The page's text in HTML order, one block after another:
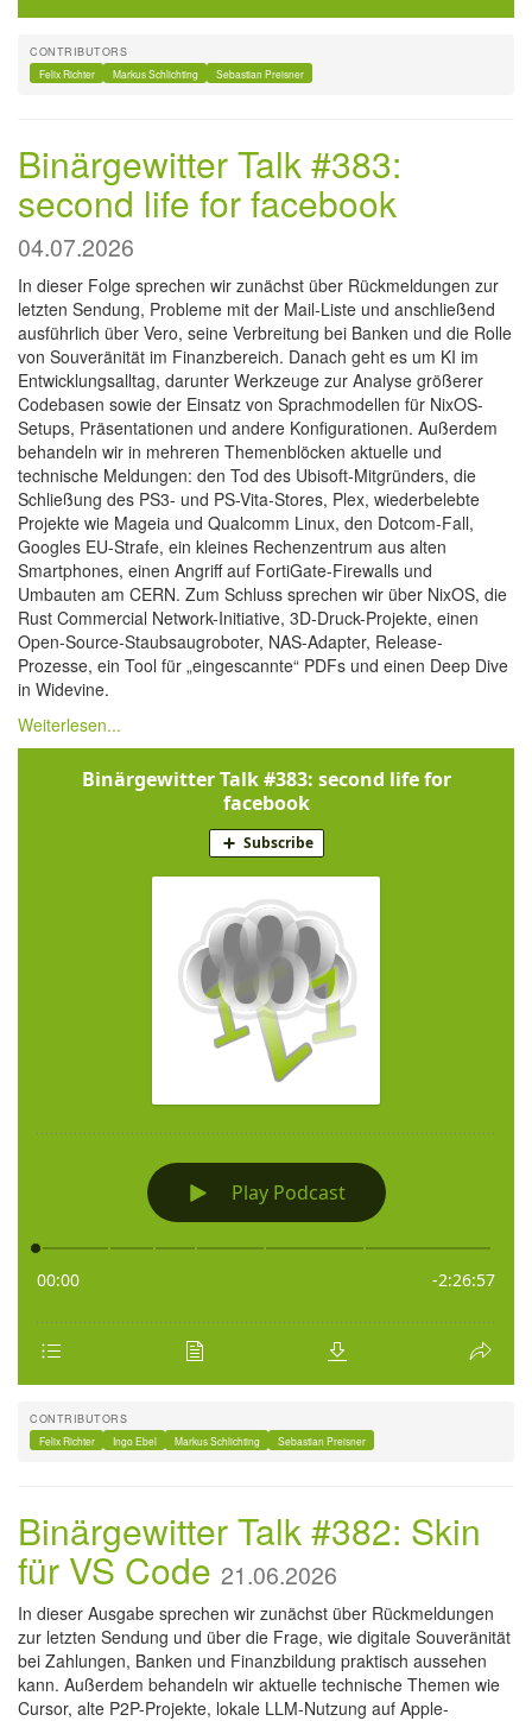
CONTRIBUTORS
Felix Richter Markus Schlichting Sebastian Preisner
Binärgewitter Talk #383:
second life for facebook
04.07.2026
In dieser Folge sprechen wir zunächst über Rückmeldungen zur
letzten Sendung, Probleme mit der Mail-Liste und anschließend
ausführlich über Vero, seine Verbreitung bei Banken und die Rolle
von Souveränität im Finanzbereich. Danach geht es um KI im
Entwicklungsalltag, darunter Werkzeuge zur Analyse größerer
Codebasen sowie der Einsatz von Sprachmodellen für NixOS-
Setups, Präsentationen und andere Konfigurationen. Außerdem
behandeln wir in mehreren Themenblöcken aktuelle und
technische Meldungen: den Tod des Ubisoft-Mitgründers, die
Schließung des PS3- und PS-Vita-Stores, Plex, wiederbelebte
Projekte wie Mageia und Qualcomm Linux, den Dotcom-Fall,
Googles EU-Strafe, ein kleines Rechenzentrum aus alten
Smartphones, einen Angriff auf FortiGate-Firewalls und
Umbauten am CERN. Zum Schluss sprechen wir über NixOS, die
Rust Commercial Network-Initiative, 3D-Druck-Projekte, einen
Open-Source-Staubsaugroboter, NAS-Adapter, Release-
Prozesse, ein Tool für „eingescannte“ PDFs und einen Deep Dive
in Widevine.
Weiterlesen...
CONTRIBUTORS
Felix Richter Ingo Ebel Markus Schlichting Sebastian Preisner
Binärgewitter Talk #382: Skin
für VS Code 21.06.2026
In dieser Ausgabe sprechen wir zunächst über Rückmeldungen
zur letzten Sendung und über die Frage, wie digitale Souveränität
bei Zahlungen, Banken und Finanzbildung praktisch aussehen
kann. Außerdem behandeln wir aktuelle technische Themen wie
Cursor, alte P2P-Projekte, lokale LLM-Nutzung auf Apple-